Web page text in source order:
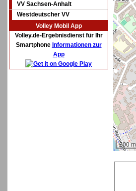
VV Sachsen-Anhalt
Westdeutscher VV
Volley Mobil App
Volley.de-Ergebnisdienst für Ihr
Smartphone Informationen zur
App
200 m